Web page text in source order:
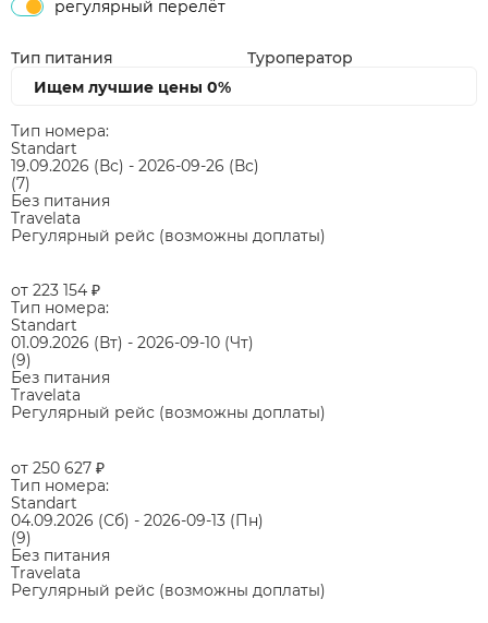
регулярный перелёт
Тип питания
Туроператор
Ищем лучшие цены 0%
Тип номера:
Standart
19.09.2026 (Вс) - 2026-09-26 (Вс)
(7)
Без питания
Travelata
Регулярный рейс (возможны доплаты)
от 223 154 ₽
Тип номера:
Standart
01.09.2026 (Вт) - 2026-09-10 (Чт)
(9)
Без питания
Travelata
Регулярный рейс (возможны доплаты)
от 250 627 ₽
Тип номера:
Standart
04.09.2026 (Сб) - 2026-09-13 (Пн)
(9)
Без питания
Travelata
Регулярный рейс (возможны доплаты)